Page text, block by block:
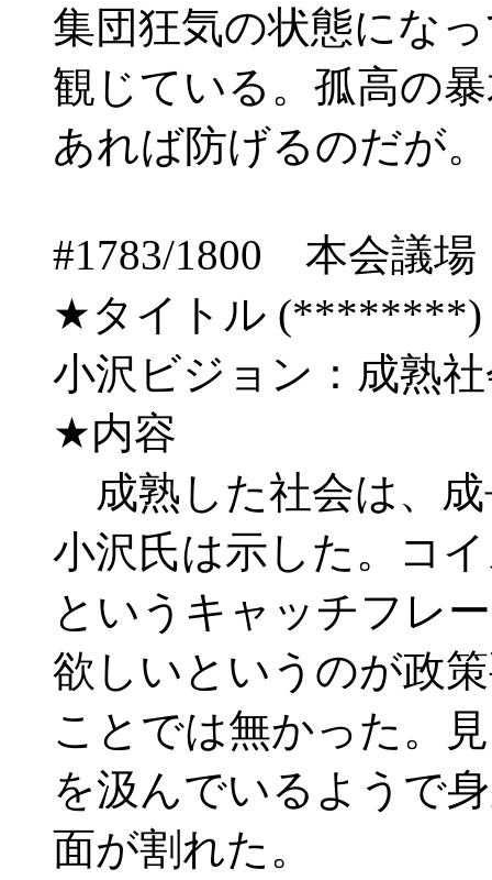
集団狂気の状態にな
観じている。孤高の
あれば防げるのだが。
#1783/1800 本会議
★タイトル (********)
小沢ビジョン：成熟
★内容
成熟した社会は、
小沢氏は示した。コ
というキャッチフレ
欲しいというのが政
ことでは無かった。
を汲んでいるようで
面が割れた。